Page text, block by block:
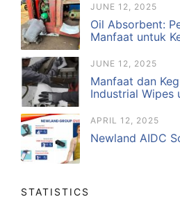
JUNE 12, 2025
Oil Absorbent:
Manfaat untuk
JUNE 12, 2025
Manfaat dan
Industrial Wipes
APRIL 12, 2025
Newland AIDC
STATISTICS